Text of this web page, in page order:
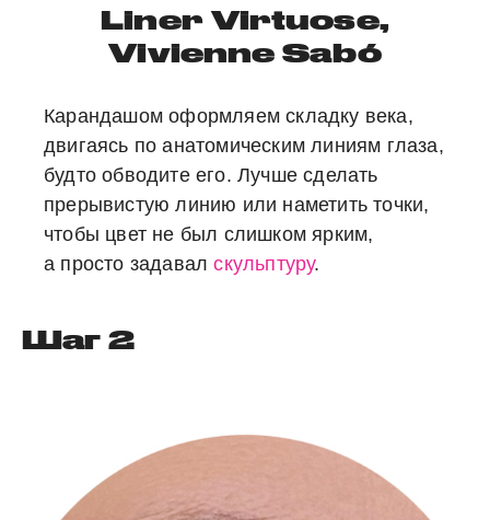
Liner Virtuose,
Vivienne Sabó
Карандашом оформляем складку века,
двигаясь по анатомическим линиям глаза,
будто обводите его. Лучше сделать
прерывистую линию или наметить точки,
чтобы цвет не был слишком ярким,
а просто задавалскульптуру.
Шаг 2